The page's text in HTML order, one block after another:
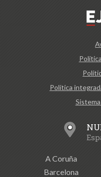
Política
A Coruña
Barcelona